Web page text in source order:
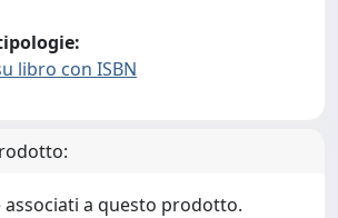
libro con ISBN
associati a questo prodotto.